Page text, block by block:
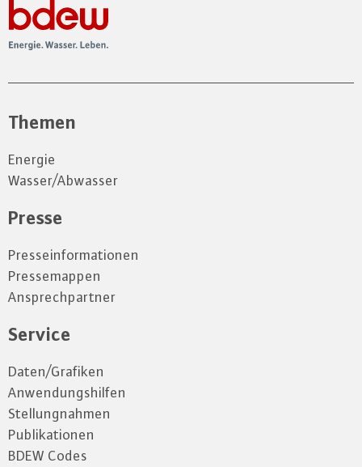
Themen
Energie
Wasser/Abwasser
Presse
Presseinformationen
Pressemappen
Ansprechpartner
Service
Daten/Grafiken
Anwendungshilfen
Stellungnahmen
Publikationen
BDEW Codes